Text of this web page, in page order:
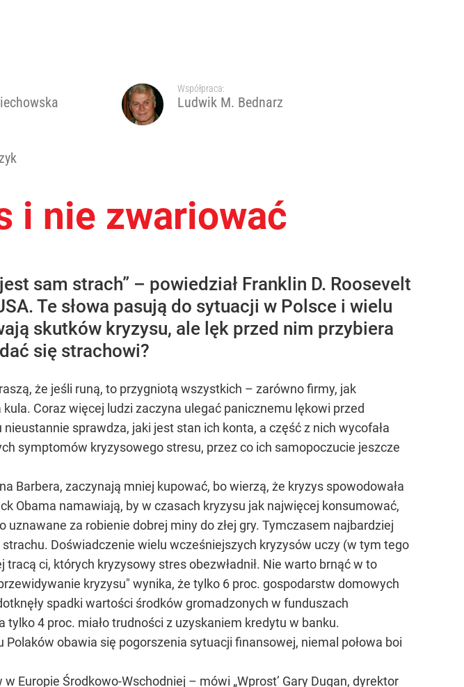
Współpraca:
Ludwik M. Bednarz
i nie zwariować
sam strach” – powiedział Franklin D. Roosevelt
Te słowa pasują do sytuacji w Polsce i wielu
skutków kryzysu, ale lęk przed nim przybiera
się strachowi?
że jeśli runą, to przygniotą wszystkich – zarówno firmy, jak
Coraz więcej ludzi zaczyna ulegać panicznemu lękowi przed
sprawdza, jaki jest stan ich konta, a część z nich wycofała
symptomów kryzysowego stresu, przez co ich samopoczucie jeszcze
Barbera, zaczynają mniej kupować, bo wierzą, że kryzys spowodowała
Obama namawiają, by w czasach kryzysu jak najwięcej konsumować,
za robienie dobrej miny do złej gry. Tymczasem najbardziej
Doświadczenie wielu wcześniejszych kryzysów uczy (w tym tego
ci, których kryzysowy stres obezwładnił. Nie warto brnąć w to
kryzysu" wynika, że tylko 6 proc. gospodarstw domowych
spadki wartości środków gromadzonych w funduszach
4 proc. miało trudności z uzyskaniem kredytu w banku.
obawia się pogorszenia sytuacji finansowej, niemal połowa boi
Europie Środkowo-Wschodniej – mówi „Wprost’ Gary Dugan, dyrektor